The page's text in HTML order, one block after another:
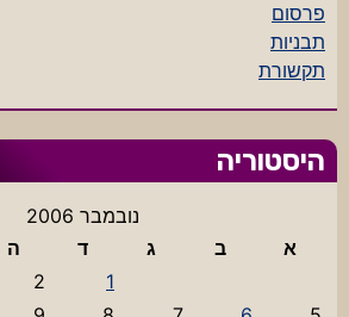
פרסום
תבניות
תקשורת
היסטוריה
נובמבר 2006
א
ב ג ד ה
1
2